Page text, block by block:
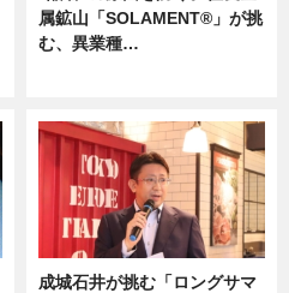
属鉱山「SOLAMENT®」が挑
む、異業種…
成城石井が挑む「ロングサマ